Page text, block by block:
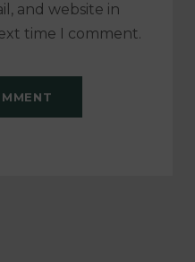
and website in
time I comment.